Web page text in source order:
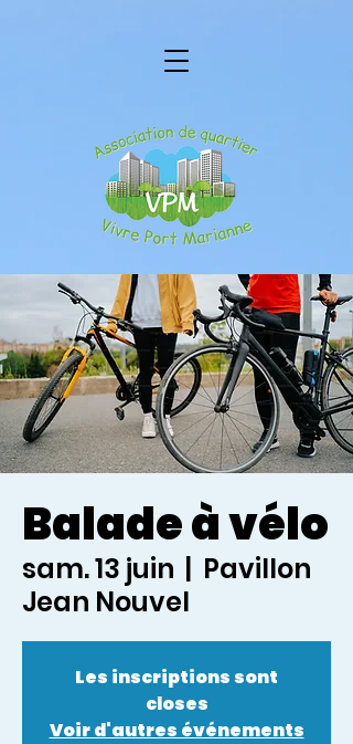
Balade à vélo
sam. 13 juin
  |
Pavillon
Jean Nouvel
Les inscriptions sont
closes
Voir d'autres événements